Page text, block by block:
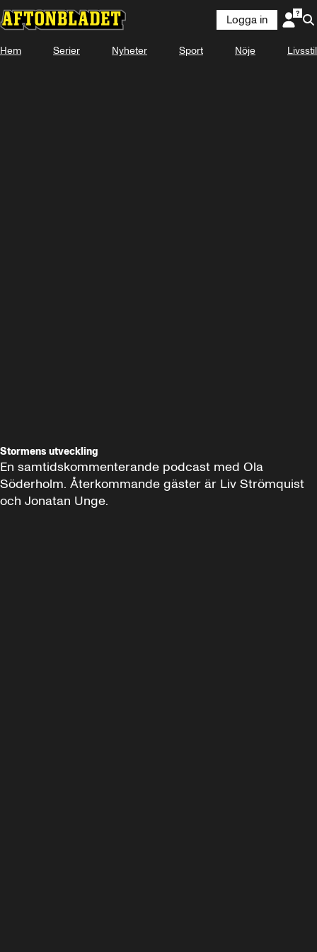
Logga in
Hem Serier Nyheter Sport Nöje Livsstil
Stormens utveckling
En samtidskommenterande podcast med Ola
Söderholm. Återkommande gäster är Liv Strömquist
och Jonatan Unge.